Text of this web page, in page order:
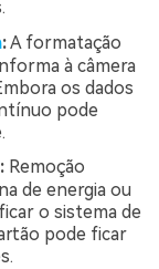
:A formatação
à câmera
os dados
pode
Remoção
de energia ou
o sistema de
pode ficar